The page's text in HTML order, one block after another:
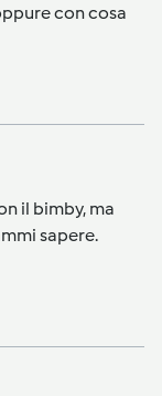
con cosa
il bimby, ma
sapere.